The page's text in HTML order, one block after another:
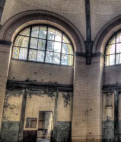
T
R
E
I
B
E
R